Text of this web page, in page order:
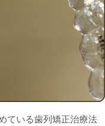
ている歯列矯正治療法